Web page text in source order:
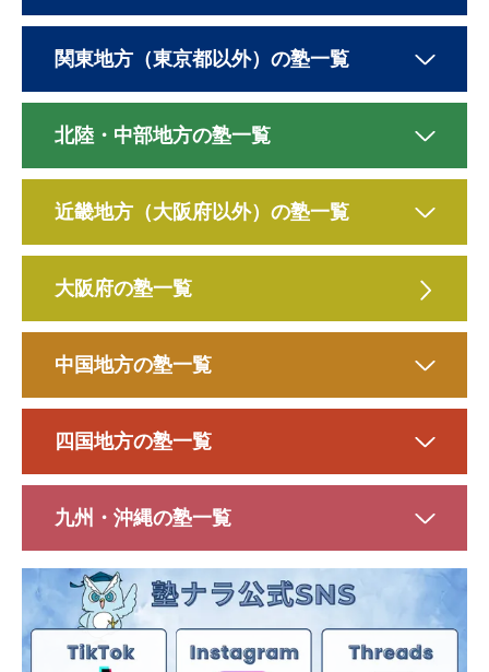
関東地方（東京都以外）の塾一覧
北陸・中部地方の塾一覧
近畿地方（大阪府以外）の塾一覧
大阪府の塾一覧
中国地方の塾一覧
四国地方の塾一覧
九州・沖縄の塾一覧